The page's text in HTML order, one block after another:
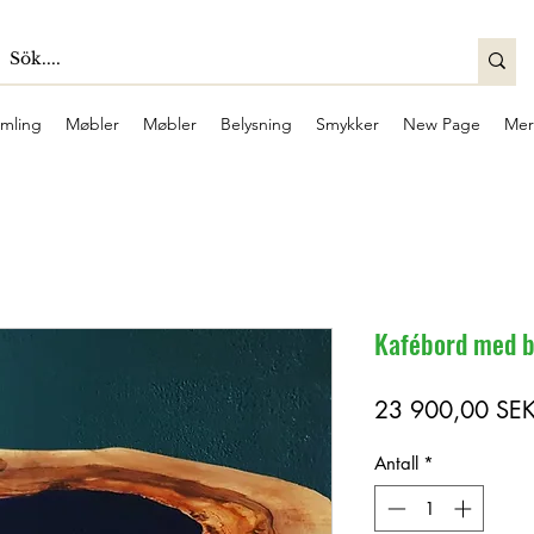
Møbler Møbler Belysning Smykker New Page Mer
Kafébord med
23 900,00
Antall *